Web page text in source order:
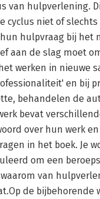
van hulpverlening.
niet of
hulpvraag bij het
aan de slag moet
werken in nieuwe
en bij
behandelen de
bevat
over hun werk
in het boek. Je
om een
van
de